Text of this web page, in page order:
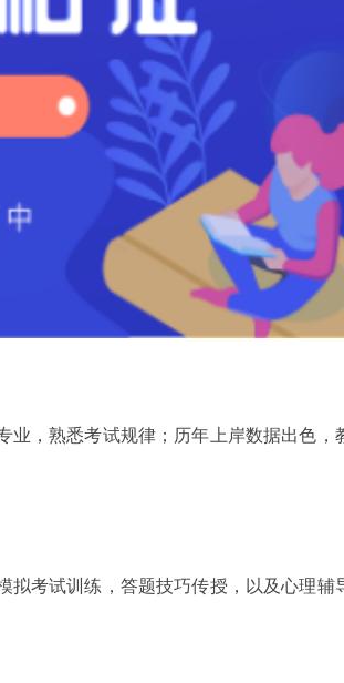
业，熟悉考试规律；历年上岸数据出色，
拟考试训练，答题技巧传授，以及心理辅